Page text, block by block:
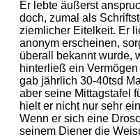
Er lebte äußerst
doch, zumal als
ziemlicher Eitelkeit. Er
anonym erscheinen,
überall bekannt wurde,
hinterließ ein
gab jährlich 30-40tsd
aber seine Mittagstafel
hielt er nicht nur sehr
Wenn er sich eine
seinem Diener die